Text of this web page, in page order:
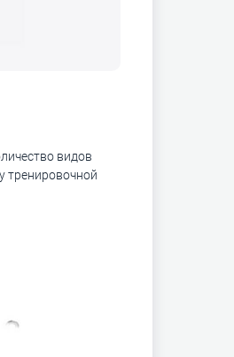
видов
тренировочной